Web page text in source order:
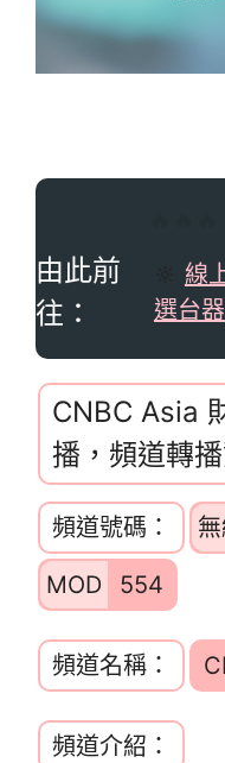
由此前
往：
線
選台器
CNBC Asia
播，頻道轉
頻道號碼：
MOD
554
頻道名稱：
頻道介紹：